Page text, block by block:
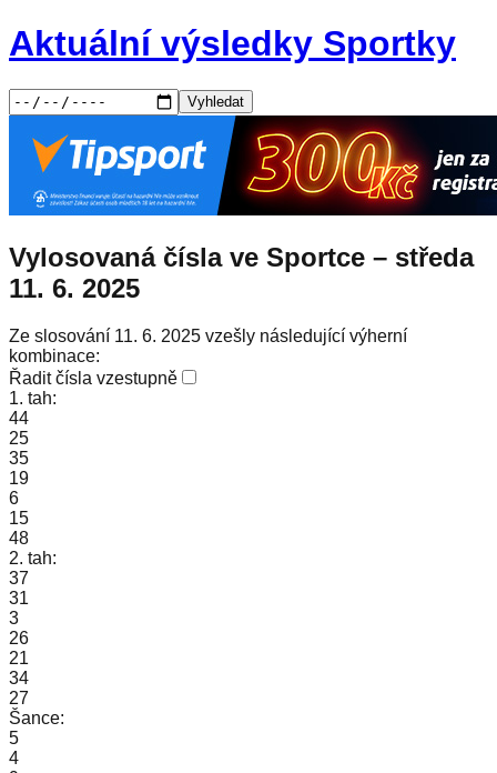
Aktuální výsledky Sportky
Vyhledat
Vylosovaná čísla ve Sportce – středa
11. 6. 2025
Ze slosování 11. 6. 2025 vzešly následující výherní
kombinace:
Řadit čísla vzestupně
1. tah:
44
25
35
19
6
15
48
2. tah:
37
31
3
26
21
34
27
Šance:
5
4